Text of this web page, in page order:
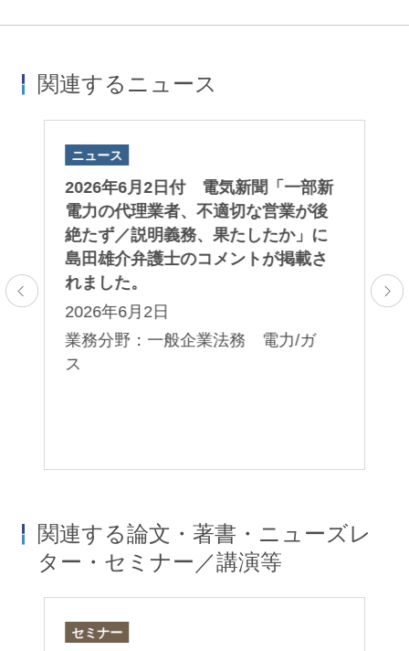
関連するニュース
ニュース
2026年6月2日付 電気新聞「一部新
電力の代理業者、不適切な営業が後
絶たず／説明義務、果たしたか」に
島田雄介弁護士のコメントが掲載さ
れました。
2026年6月2日
業務分野：一般企業法務 電力/ガ
ス
関連する論文・著書・ニューズレ
ター・セミナー／講演等
セミナー